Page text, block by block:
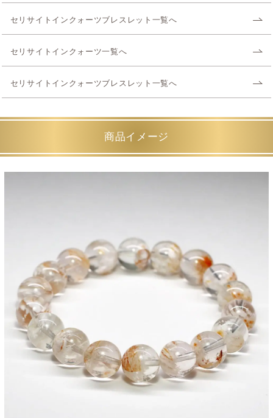
セリサイトインクォーツブレスレット一覧へ
セリサイトインクォーツ一覧へ
セリサイトインクォーツブレスレット一覧へ
商品イメージ